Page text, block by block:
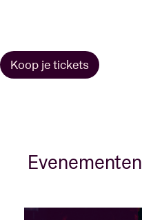
Koop je tickets
Evenementen